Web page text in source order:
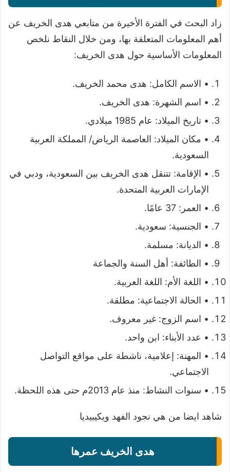
زاد البحث في الفترة الأخيرة من متابعي هدى الخريف عن
أهم المعلومات المتعلقة بها، ومن خلال النقاط نلخص
المعلومات الأساسية حول هدى الخريف:
• الاسم الكامل: هدى محمد الخريف.
• اسم الشهرة: هدى الخريف.
• تاريخ الميلاد: عام 1985 ميلادي.
• مكان الميلاد: العاصمة الرياض/ المملكة العربية
السعودية.
• الإقامة: تتنقل هدى الخريف بين السعودية، ودبي في
الإمارات العربية المتحدة.
• العمر: 37 عامًا.
• الجنسية: سعودية.
• الديانة: مسلمة.
• الطائفة: أهل السنة والجماعة
• اللغة الأم: اللغة العربية.
• الحالة الاجتماعية: مطلقة.
• اسم الزوج: غير معروف.
• عدد الأبناء: ابن واحد.
• المهنة: إعلامية، ناشطة على مواقع التواصل
الاجتماعي.
• سنوات النشاط: منذ عام 2013م حتى هذه اللحظة.
شاهد ايضا من هي نجود الفهد ويكيبيديا
هدى الخريف عمرها